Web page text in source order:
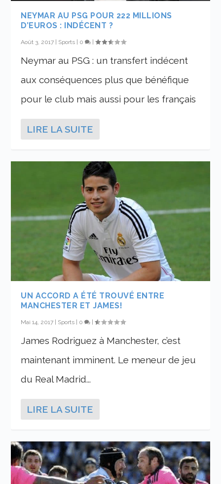
NEYMAR AU PSG POUR 222 MILLIONS
D’EUROS : INDÉCENT ?
Août 3, 2017 Sports 0 |
Neymar au PSG : un transfert indécent
aux conséquences plus que bénéfique
pour le club mais aussi pour les français
LIRE LA SUITE
UN ACCORD A ÉTÉ TROUVÉ ENTRE
MANCHESTER ET JAMES!
Mai 14, 2017 | Sports | 0 |
James Rodriguez à Manchester, c’est
maintenant imminent. Le meneur de jeu
du Real Madrid...
LIRE LA SUITE